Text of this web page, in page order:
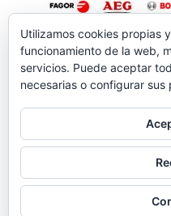
Contacto
cookies
Política de
Utilizamos cookies propias
funcionamiento de la web,
servicios. Puede aceptar
necesarias o configurar sus